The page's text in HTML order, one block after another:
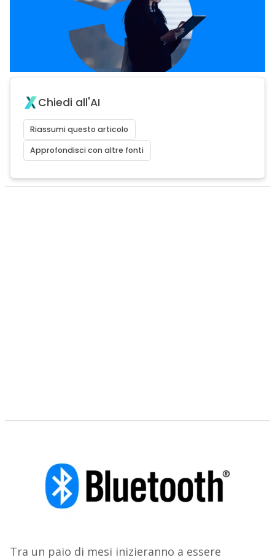
Chiedi all'AI
Riassumi questo articolo
Approfondisci con altre fonti
Tra un paio di mesi inizieranno a essere